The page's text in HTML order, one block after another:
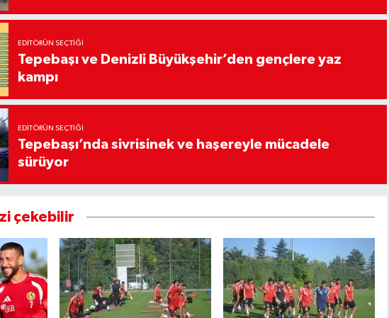
EDITÖRÜN SEÇTIĞI
Tepebaşı ve Denizli Büyükşehir’den gençlere yaz
kampı
EDITÖRÜN SEÇTIĞI
Tepebaşı’nda sivrisinek ve haşereyle mücadele
sürüyor
çekebilir